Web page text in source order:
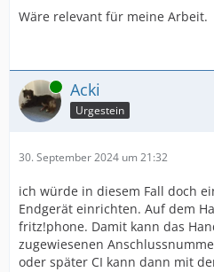
Wäre relevant für meine Arbeit.
Online Acki
Urgestein
30. September 2024 um 21:32
ich würde in diesem Fall doch
Endgerät einrichten. Auf dem
fritz!phone. Damit kann das
zugewiesenen
oder später CI kann dann mit